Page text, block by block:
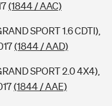
(1844 / AAC)
SPORT 1.6 CDTI),
(1844 / AAD)
SPORT 2.0 4X4),
(1844 / AAE)